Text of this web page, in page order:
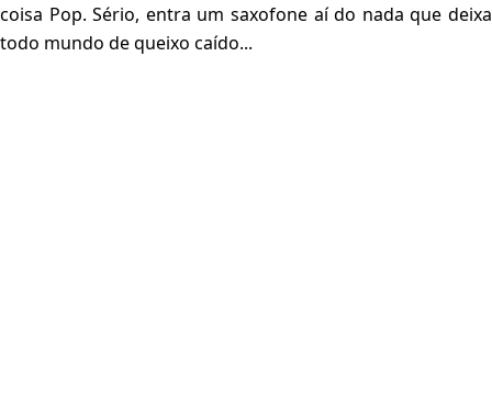
coisa Pop. Sério, entra um saxofone aí do nada que deixa
todo mundo de queixo caído...